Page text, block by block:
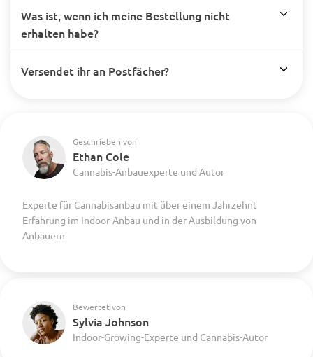
Was ist, wenn ich meine Bestellung nicht
erhalten habe?
Versendet ihr an Postfächer?
Geschrieben von
Ethan Cole
Cannabis-Anbauexperte und Autor
Experte für Cannabisanbau mit über einem Jahrzehnt
Erfahrung im Indoor-Anbau und in der Ausbildung von
Anbauern
Bewertet von
Sylvia Johnson
Indoor-Growing-Experte und Cannabis-Autor